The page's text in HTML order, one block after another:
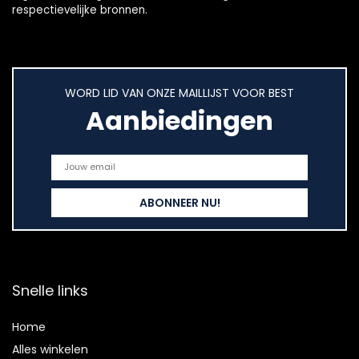
respectievelijke bronnen.
WORD LID VAN ONZE MAILLIJST VOOR BEST
Aanbiedingen
Snelle links
Home
Alles winkelen